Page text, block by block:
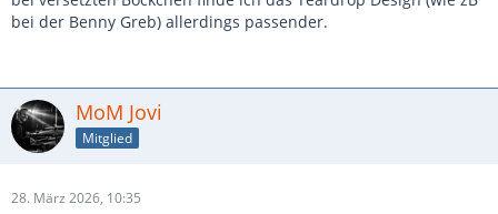
bei der Benny Greb) allerdings passender.
MoM Jovi
Mitglied
28. März 2026, 10:35